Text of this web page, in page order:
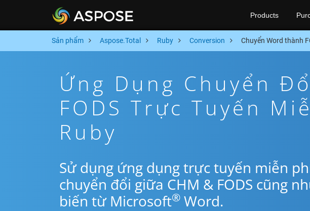
Products
Sản phẩm Aspose.Total Ruby Conversion Chuyển Word thành
Ứng Dụng Chuyển
FODS Trực Tuyến
Ruby
Sử dụng ứng dụng trực tuyến miễn
chuyển đổi giữa CHM & FODS cũng
biến từ Microsoft® Word.